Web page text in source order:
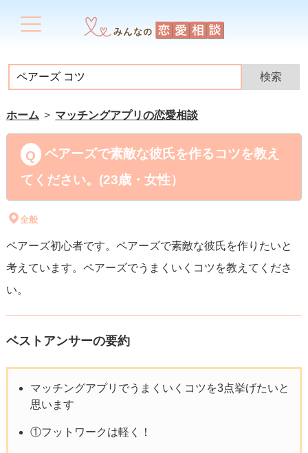
ホーム マッチングアプリの恋愛相談
ペアーズで素敵な彼氏を作るコツを教え
てください。(23歳・女性）
全般
ペアーズ初心者です。ペアーズで素敵な彼氏を作りたいと
考えています。ペアーズでうまくいくコツを教えてくださ
い。
ベストアンサーの要約
マッチングアプリでうまくいくコツを3点挙げたいと
思います
①フットワークは軽く！